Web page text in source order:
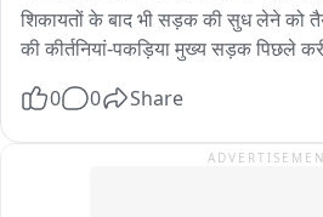
शिकायतों के बाद भी सड़क की सुध लेने को
की कीर्तनियां-पकड़िया मुख्य सड़क पिछले
राहगीरों के लिए इस सड़क से गुजरना किसी
जिम्मेदारों को आईना दिखा दिया। ग्रामीण
0 0 Share